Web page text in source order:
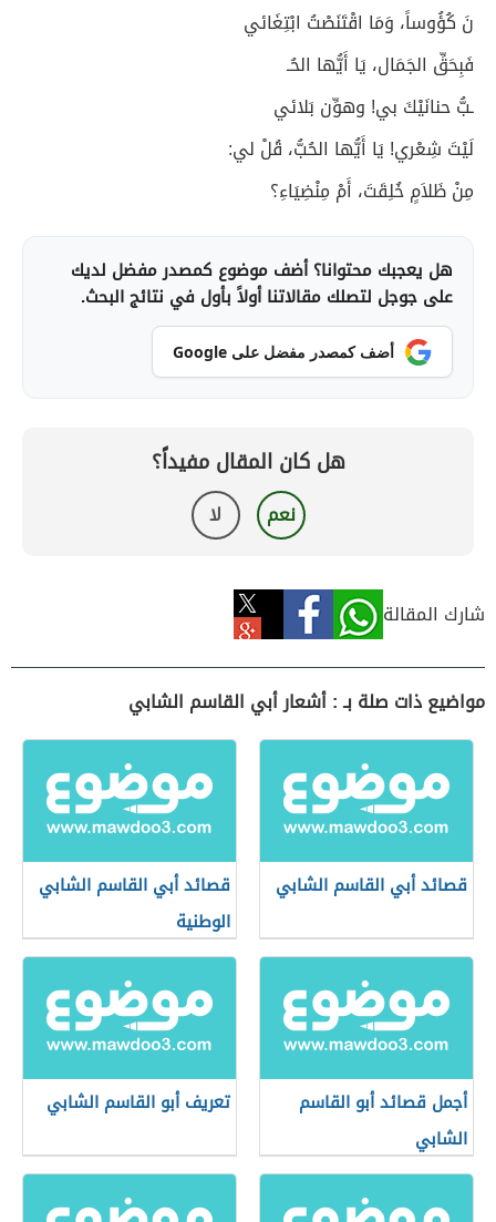
نَ كُؤُوساً، وَمَا اقْتَنَصْتُ ابْتِغَائي
فَبِحَقِّ الجَمَال، يَا أَيُّها الحُـ
ـبُّ حنانَيْكَ بي! وهوِّن بَلائي
لَيْتَ شِعْري! يَا أَيُّها الحُبُّ، قُلْ لي:
مِنْ ظَلاَمٍ خُلِقَتَ، أَمْ مِنْضِيَاءِ؟
هل يعجبك محتوانا؟ أضف موضوع كمصدر مفضل لديك
على جوجل لتصلك مقالاتنا أولاً بأول في نتائج البحث.
أضف كمصدر مفضل على Google
هل كان المقال مفيداً؟
نعم لا
شارك المقالة
مواضيع ذات صلة بـ : أشعار أبي القاسم الشابي
قصائد أبي القاسم الشابي
قصائد أبي القاسم الشابي
الوطنية
أجمل قصائد أبو القاسم
الشابي
تعريف أبو القاسم الشابي